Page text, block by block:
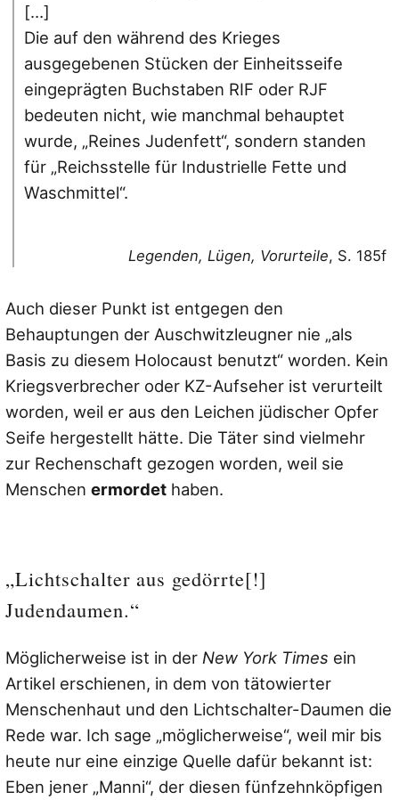
[…]
Die auf den während des Krieges
ausgegebenen Stücken der Einheitsseife
eingeprägten Buchstaben RIF oder RJF
bedeuten nicht, wie manchmal behauptet
wurde, „Reines Judenfett“, sondern standen
für „Reichsstelle für Industrielle Fette und
Waschmittel“.
Legenden, Lügen, Vorurteile, S. 185f
Auch dieser Punkt ist entgegen den
Behauptungen der Auschwitzleugner nie „als
Basis zu diesem Holocaust benutzt“ worden. Kein
Kriegsverbrecher oder KZ-Aufseher ist verurteilt
worden, weil er aus den Leichen jüdischer Opfer
Seife hergestellt hätte. Die Täter sind vielmehr
zur Rechenschaft gezogen worden, weil sie
Menschenermordet haben.
„Lichtschalter aus gedörrte[!]
Judendaumen.“
Möglicherweise ist in der New York Times ein
Artikel erschienen, in dem von tätowierter
Menschenhaut und den Lichtschalter-Daumen die
Rede war. Ich sage „möglicherweise“, weil mir bis
heute nur eine einzige Quelle dafür bekannt ist:
Eben jener „Manni“, der diesen fünfzehnköpfigen